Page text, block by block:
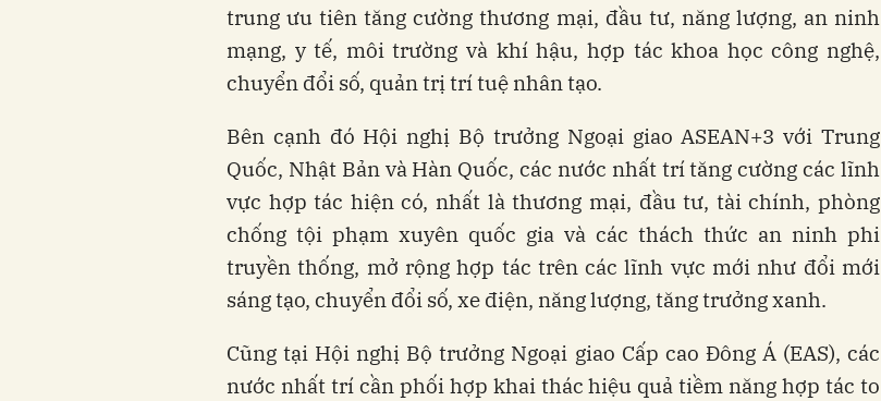
trung ưu tiên tăng cường thương mại, đầu tư, năng lượng, an ninh
mạng, y tế, môi trường và khí hậu, hợp tác khoa học công nghệ,
chuyển đổi số, quản trị trí tuệ nhân tạo.
Bên cạnh đó Hội nghị Bộ trưởng Ngoại giao ASEAN+3 với Trung
Quốc, Nhật Bản và Hàn Quốc, các nước nhất trí tăng cường các lĩnh
vực hợp tác hiện có, nhất là thương mại, đầu tư, tài chính, phòng
chống tội phạm xuyên quốc gia và các thách thức an ninh phi
truyền thống, mở rộng hợp tác trên các lĩnh vực mới như đổi mới
sáng tạo, chuyển đổi số, xe điện, năng lượng, tăng trưởng xanh.
Cũng tại Hội nghị Bộ trưởng Ngoại giao Cấp cao Đông Á (EAS), các
nước nhất trí cần phối hợp khai thác hiệu quả tiềm năng hợp tác to